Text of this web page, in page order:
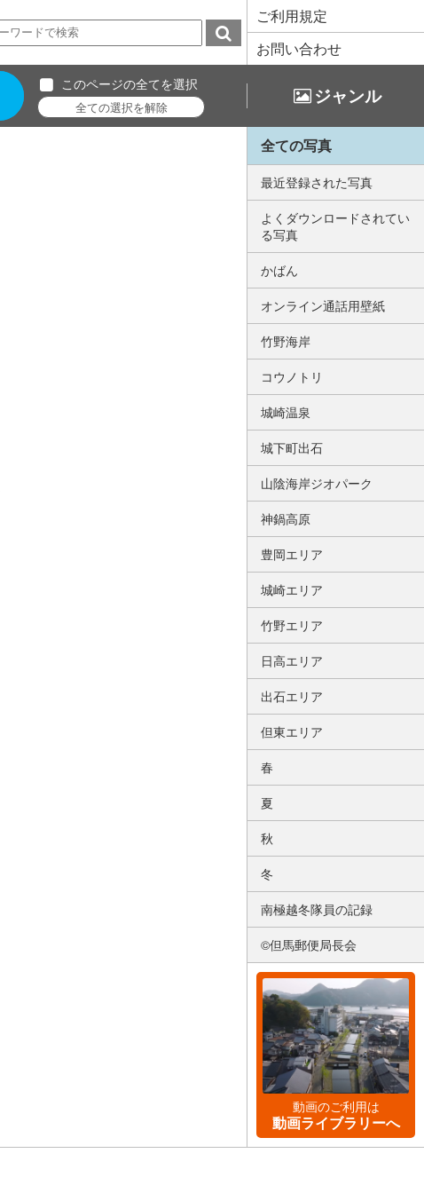
ご利用規定
お問い合わせ
このページの全てを選択
ジャンル
全ての写真
最近登録された写真
よくダウンロードされてい
る写真
かばん
オンライン通話用壁紙
竹野海岸
コウノトリ
城崎温泉
城下町出石
山陰海岸ジオパーク
神鍋高原
豊岡エリア
城崎エリア
竹野エリア
日高エリア
出石エリア
但東エリア
春
夏
秋
冬
南極越冬隊員の記録
©但馬郵便局長会
動画のご利用は
動画ライブラリーへ